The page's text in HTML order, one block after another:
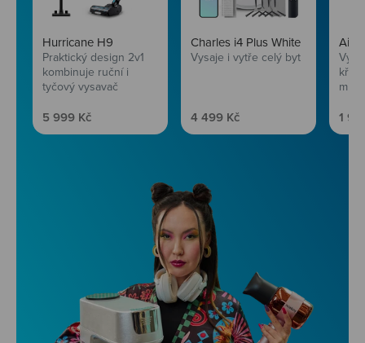
Hurricane H9
Praktický design 2v1
kombinuje ruční i
tyčový vysavač
Prodejní cena
5 999 Kč
Charles i4 Plus White
Vysaje i vytře celý byt
Prodejní cena
4 499 Kč 1